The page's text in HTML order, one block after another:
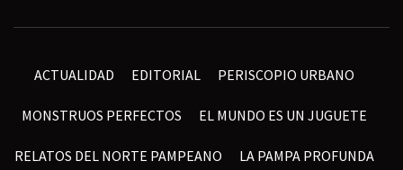
ACTUALIDAD EDITORIAL PERISCOPIO URBANO
MONSTRUOS PERFECTOS EL MUNDO ES UN JUGUETE
RELATOS DEL NORTE PAMPEANO LA PAMPA PROFUNDA